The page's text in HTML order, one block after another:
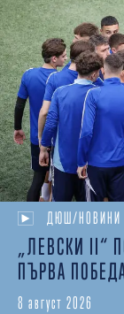
ДЮШ/НОВИНИ
„ЛЕВСКИ II“
ПЪРВА
8 август 2026